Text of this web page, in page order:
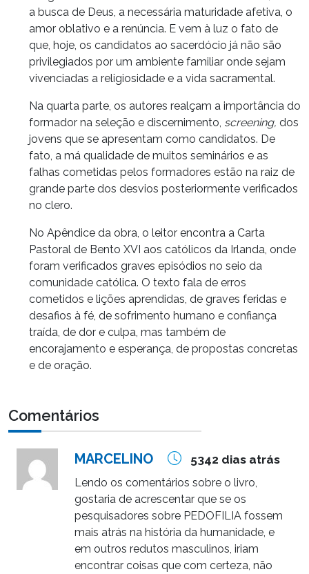
a busca de Deus, a necessária maturidade afetiva, o
amor oblativo e a renúncia. E vem à luz o fato de
que, hoje, os candidatos ao sacerdócio já não são
privilegiados por um ambiente familiar onde sejam
vivenciadas a religiosidade e a vida sacramental.
Na quarta parte, os autores realçam a importância do
formador na seleção e discernimento, screening, dos
jovens que se apresentam como candidatos. De
fato, a má qualidade de muitos seminários e as
falhas cometidas pelos formadores estão na raiz de
grande parte dos desvios posteriormente verificados
no clero.
No Apêndice da obra, o leitor encontra a Carta
Pastoral de Bento XVI aos católicos da Irlanda, onde
foram verificados graves episódios no seio da
comunidade católica. O texto fala de erros
cometidos e lições aprendidas, de graves feridas e
desafios à fé, de sofrimento humano e confiança
traída, de dor e culpa, mas também de
encorajamento e esperança, de propostas concretas
e de oração.
Comentários
MARCELINO 5342 dias atrás
Lendo os comentários sobre o livro,
gostaria de acrescentar que se os
pesquisadores sobre PEDOFILIA fossem
mais atrás na história da humanidade, e
em outros redutos masculinos, iriam
encontrar coisas que com certeza, não